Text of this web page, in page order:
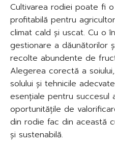
Cultivarea rodiei poate fi
profitabilă pentru
climat cald și uscat. Cu o
gestionare a dăunătorilor
recolte abundente de
Alegerea corectă a
solului și tehnicile
esențiale pentru succesul
oportunitățile de
din rodie fac din această
și sustenabilă.